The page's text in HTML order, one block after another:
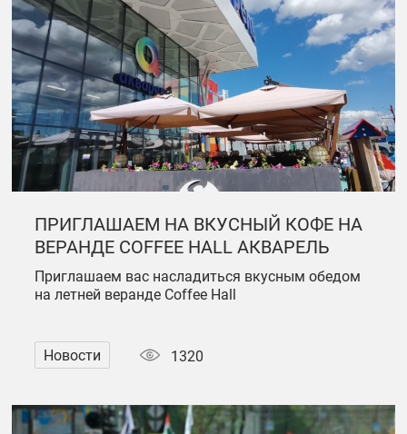
ПРИГЛАШАЕМ НА ВКУСНЫЙ КОФЕ НА
ВЕРАНДЕ COFFEE HALL АКВАРЕЛЬ
Приглашаем вас насладиться вкусным обедом
на летней веранде Coffee Hall
Новости 1320